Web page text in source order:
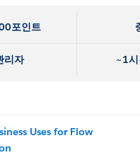
포인트
리자 ~1
Uses for Flow